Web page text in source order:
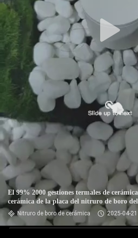
El 99% 2000 gestiones termales de
cerámica de la placa del nitruro de boro
Nitruro de boro de cerámica 2025-04-21